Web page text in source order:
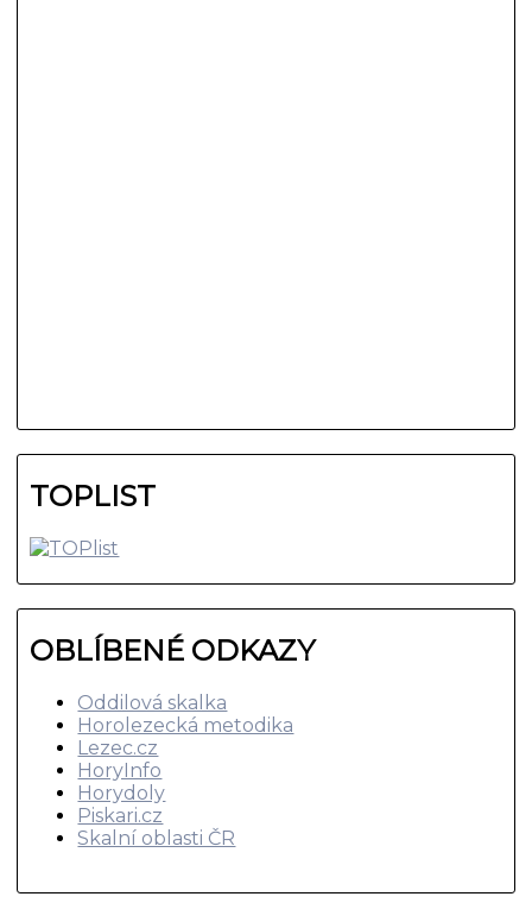
TOPLIST
OBLÍBENÉ ODKAZY
Oddilová skalka
Horolezecká metodika
Lezec.cz
HoryInfo
Horydoly
Piskari.cz
Skalní oblasti ČR